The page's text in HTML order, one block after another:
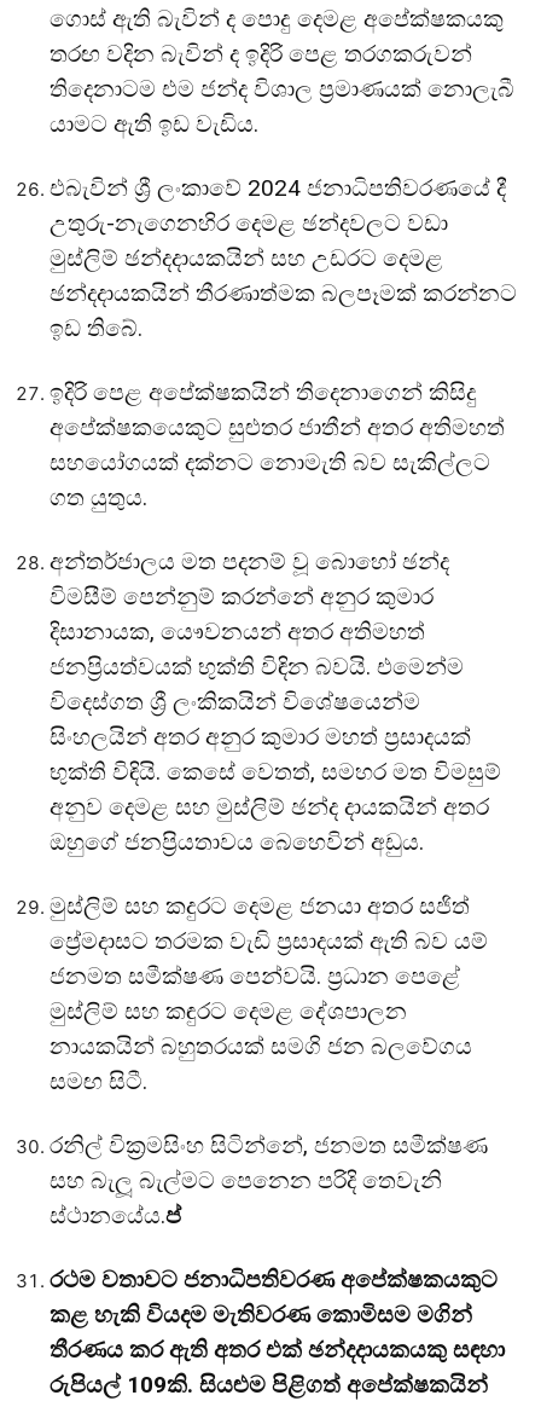
ගොස් ඇති බැවින් ද පොදු දෙමළ අපේක්ෂකයකු
තරඟ වදින බැවින් ද ඉදිරි පෙළ තරගකරුවන්
තිදෙනාටම එම ජන්ද විශාල ප්‍රමාණයක් නොලැබී
යාමට ඇති ඉඩ වැඩිය.
එබැවින් ශ්‍රී ලංකාවේ 2024 ජනාධිපතිවරණයේ දී
උතුරු-නැගෙනහිර දෙමළ ඡන්දවලට වඩා
මුස්ලිම් ඡන්දදායකයින් සහ උඩරට දෙමළ
ඡන්දදායකයින් තීරණාත්මක බලපෑමක් කරන්නට
ඉඩ තිබේ.
ඉදිරි පෙළ අපේක්ෂකයින් තිදෙනාගෙන් කිසිදු
අපේක්ෂකයෙකුට සුළුතර ජාතීන් අතර අතිමහත්
සහයෝගයක් දක්නට නොමැති බව සැකිල්ලට
ගත යුතුය.
අන්තර්ජාලය මත පදනම් වූ බොහෝ ඡන්ද
විමසීම් පෙන්නුම් කරන්නේ අනුර කුමාර
දිසානායක, යෞවනයන් අතර අතිමහත්
ජනප්‍රියත්වයක් භුක්ති විඳින බවයි. එමෙන්ම
විදෙස්ගත ශ්‍රී ලංකිකයින් විශේෂයෙන්ම
සිංහලයින් අතර අනුර කුමාර මහත් ප්‍රසාදයක්
භුක්ති විඳියි. කෙසේ වෙතත්, සමහර මත විමසුම්
අනුව දෙමළ සහ මුස්ලිම් ඡන්ද දායකයින් අතර
ඔහුගේ ජනප්‍රියතාවය බෙහෙවින් අඩුය.
මුස්ලිම් සහ කදුරට දෙමළ ජනයා අතර සජිත්
ප්‍රේමදාසට තරමක වැඩි ප්‍රසාදයක් ඇති බව යම්
ජනමත සමීක්ෂණ පෙන්වයි. ප්‍රධාන පෙළේ
මුස්ලිම් සහ කඳුරට දෙමළ දේශපාලන
නායකයින් බහුතරයක් සමගි ජන බලවේගය
සමඟ සිටී.
රනිල් වික්‍රමසිංහ සිටින්නේ, ජනමත සමීක්ෂණ
සහ බැලූ බැල්මට පෙනෙන පරිදි තෙවැනි
ස්ථානයේය.ප්‍
රථම වතාවට ජනාධිපතිවරණ අපේක්ෂකයකුට
කළ හැකි වියදම මැතිවරණ කොමිසම මගින්
තීරණය කර ඇති අතර එක් ඡන්දදායකයකු සඳහා
රුපියල් 109කි. සියළුම පිළිගත් අපේක්ෂකයින්